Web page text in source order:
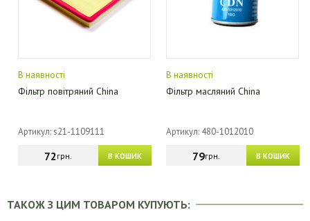
В наявності
Фільтр повітряний China
Артикул: s21-1109111
В КОШИК
72грн.
В наявності
Фільтр масляний China
Артикул: 480-1012010
В КОШИК
79грн.
ТАКОЖ З ЦИМ ТОВАРОМ КУПУЮТЬ: